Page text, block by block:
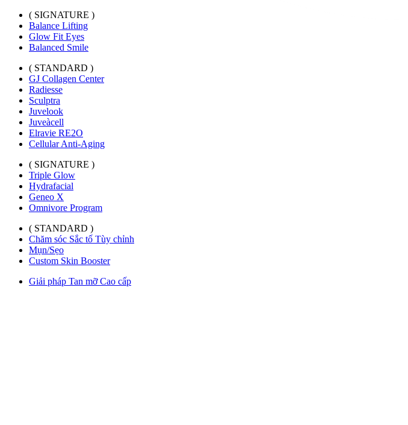
( SIGNATURE )
Balance Lifting
Glow Fit Eyes
Balanced Smile
( STANDARD )
GJ Collagen Center
Radiesse
Sculptra
Juvelook
Juveàcell
Elravie RE2O
Cellular Anti-Aging
( SIGNATURE )
Triple Glow
Hydrafacial
Geneo X
Omnivore Program
( STANDARD )
Chăm sóc Sắc tố Tùy chỉnh
Mụn/Sẹo
Custom Skin Booster
Giải pháp Tan mỡ Cao cấp